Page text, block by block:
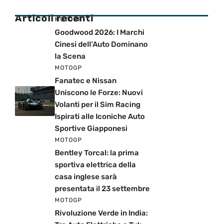
Articoli recenti
MOTOGP
Goodwood 2026: I Marchi
Cinesi dell’Auto Dominano
la Scena
MOTOGP
Fanatec e Nissan
Uniscono le Forze: Nuovi
Volanti per il Sim Racing
Ispirati alle Iconiche Auto
Sportive Giapponesi
MOTOGP
Bentley Torcal: la prima
sportiva elettrica della
casa inglese sarà
presentata il 23 settembre
MOTOGP
Rivoluzione Verde in India: